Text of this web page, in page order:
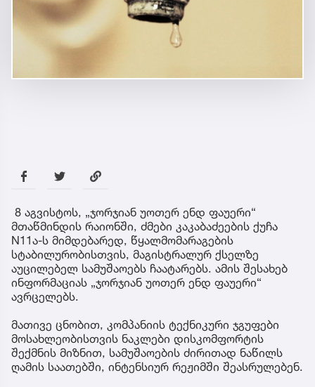
8 აგვისტოს, „ჯორჯიან უოთერ ენდ ფაუერი“
მთაწმინდის რაიონში, ძმები კაკაბაძეების ქუჩა
N11ა-ს მიმდებარედ, წყალმომარაგების
სტაბილურობისთვის, მაგისტრალურ ქსელზე
აუცილებელ სამუშაოებს ჩაატარებს. ამის შესახებ
ინფორმაციას „ჯორჯიან უოთერ ენდ ფაუერი“
ავრცელებს.
მათივე ცნობით, კომპანიის ტექნიკური ჯგუფები
მოსახლეობისთვის ნაკლები დისკომფორტის
შექმნის მიზნით, სამუშაოების ძირითად ნაწილს
ღამის საათებში, ინტენსიურ რეჟიმში შეასრულებენ.